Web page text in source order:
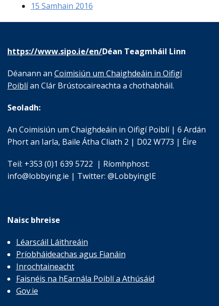
15 Samhain 2016
https://www.sipo.ie/en/Déan Teagmháil Linn
Déanann an Coimisiún um Chaighdeáin in Oifigí
Poiblían Clár Brústocaireachta a chothabháil.
Seoladh:
An Coimisiún um Chaighdeáin in Oifigí Poiblí | 6 Ardán
Phort an Iarla, Baile Átha Cliath 2 | D02 W773 | Éire
Teil: +353 (0)1 639 5722 | Ríomhphost:
info@lobbying.ie | Twitter: @LobbyingIE
Naisc bhreise
Léarscáil Láithreáin
Príobháideachas agus Fianáin
Inrochtaineacht
Faisnéis na hEarnála Poiblí a Athúsáid
Gov.ie